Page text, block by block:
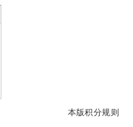
本版积分规则